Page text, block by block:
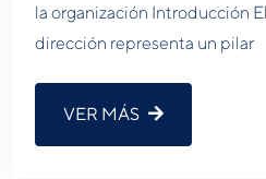
la organización Introducción
dirección representa un pilar
VER MÁS